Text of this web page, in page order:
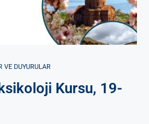
VE DUYURULAR
Kursu, 19-